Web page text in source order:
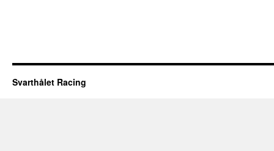
Svarthålet Racing